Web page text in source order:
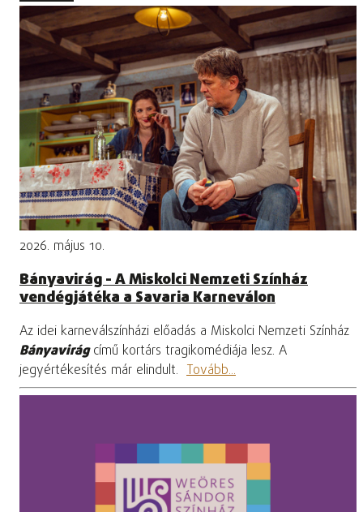
2026. május 10.
Bányavirág - A Miskolci Nemzeti Színház
vendégjátéka a Savaria Karneválon
Az idei karneválszínházi előadás a Miskolci Nemzeti Színház
Bányavirágcímű kortárs tragikomédiája lesz. A
jegyértékesítés már elindult. Tovább...